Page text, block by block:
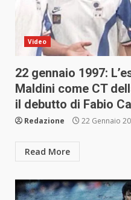
Video
22 gennaio 1997:
Maldini come CT
il debutto di Fabio
Redazione 22 Gennaio
Read More